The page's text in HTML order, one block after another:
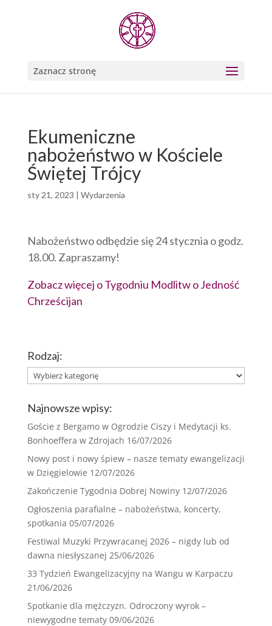
Zaznacz stronę
Ekumeniczne
nabożeństwo w Kościele
Świętej Trójcy
sty 21, 2023 | Wydarzenia
Nabożeństwo odbędzie się 24 stycznia o godz.
18.00. Zapraszamy!
Zobacz więcej o Tygodniu Modlitw o Jedność
Chrześcijan
Rodzaj:
Rodzaj:
Najnowsze wpisy:
Goście z Bergamo w Ogrodzie Ciszy i Medytacji ks.
Bonhoeffera w Zdrojach 16/07/2026
Nowy post i nowy śpiew – nasze tematy ewangelizacji
w Dzięgielowie 12/07/2026
Zakończenie Tygodnia Dobrej Nowiny 12/07/2026
Ogłoszenia parafialne – nabożeństwa, koncerty,
spotkania 05/07/2026
Festiwal Muzyki Przywracanej 2026 – nigdy lub od
dawna niesłyszanej 25/06/2026
33 Tydzień Ewangelizacyjny na Wangu w Karpaczu
21/06/2026
Spotkanie dla mężczyzn. Odroczony wyrok –
niewygodne tematy 09/06/2026